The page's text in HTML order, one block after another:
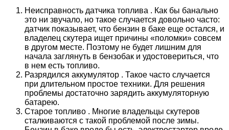
Неисправность датчика топлива . Как бы банально
это ни звучало, но такое случается довольно часто:
датчик показывает, что бензин в баке еще остался, и
владелец скутера ищет причины «поломки» совсем
в другом месте. Поэтому не будет лишним для
начала заглянуть в бензобак и удостовериться, что
в нем есть топливо.
Разрядился аккумулятор . Такое часто случается
при длительном простое техники. Для решения
проблемы достаточно зарядить аккумуляторную
батарею.
Старое топливо . Многие владельцы скутеров
сталкиваются с такой проблемой после зимы.